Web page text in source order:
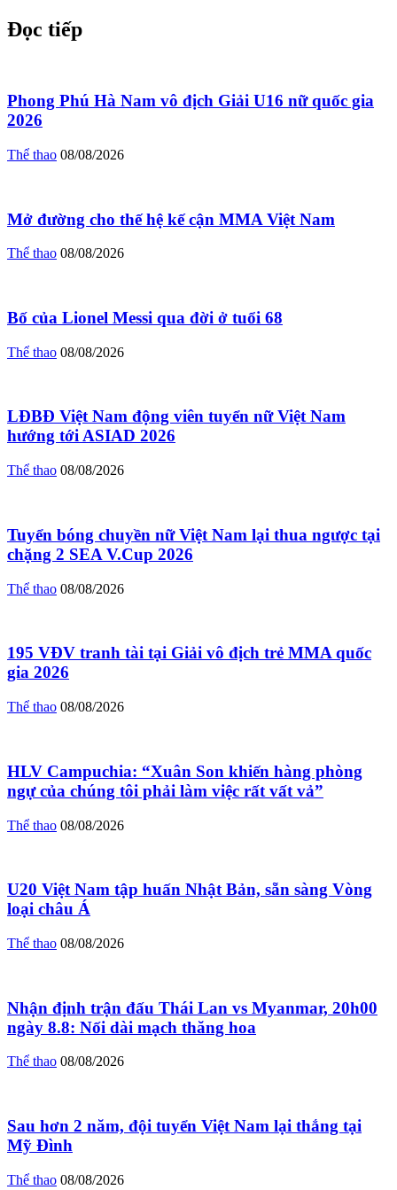
Đọc tiếp
Phong Phú Hà Nam vô địch Giải U16 nữ quốc gia
2026
Thể thao 08/08/2026
Mở đường cho thế hệ kế cận MMA Việt Nam
Thể thao 08/08/2026
Bố của Lionel Messi qua đời ở tuổi 68
Thể thao 08/08/2026
LĐBĐ Việt Nam động viên tuyển nữ Việt Nam
hướng tới ASIAD 2026
Thể thao 08/08/2026
Tuyển bóng chuyền nữ Việt Nam lại thua ngược tại
chặng 2 SEA V.Cup 2026
Thể thao 08/08/2026
195 VĐV tranh tài tại Giải vô địch trẻ MMA quốc
gia 2026
Thể thao 08/08/2026
HLV Campuchia: “Xuân Son khiến hàng phòng
ngự của chúng tôi phải làm việc rất vất vả”
Thể thao 08/08/2026
U20 Việt Nam tập huấn Nhật Bản, sẵn sàng Vòng
loại châu Á
Thể thao 08/08/2026
Nhận định trận đấu Thái Lan vs Myanmar, 20h00
ngày 8.8: Nối dài mạch thăng hoa
Thể thao 08/08/2026
Sau hơn 2 năm, đội tuyển Việt Nam lại thắng tại
Mỹ Đình
Thể thao 08/08/2026